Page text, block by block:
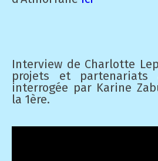
Interview de Charlotte
projets et partenariats
interrogée par Karine
la 1ère.